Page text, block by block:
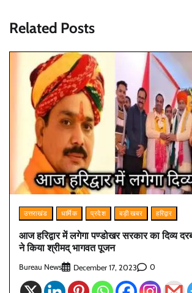
Related Posts
उत्तराखंड धार्मिक प्रदेश बड़ी खबर हरिद्वार
आज हरिद्वार में लगेगा पण्डोखर सरकार का दिव्य
ने किया श्रीमद् भागवत पूजन
Bureau News December 17, 2023 0